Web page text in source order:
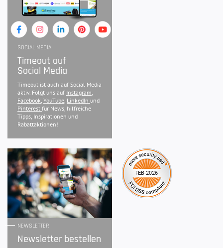
SOCIAL MEDIA
Timeout auf
Social Media
Timeout ist auch auf Social Media
aktiv. Folgt uns auf Instagram
Facebook YouTube LinkedIn und
Pinterest für News, hilfreiche
Tipps, Inspirationen und
Rabattaktionen!
NEWSLETTER
Newsletter bestellen